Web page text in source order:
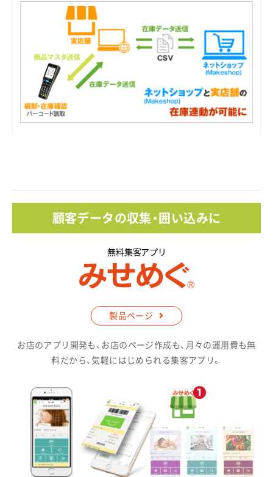
顧客データの収集・囲い込みに
製品ページ
お店のアプリ開発も、お店のページ作成も、月々の運用費も無
料だから、気軽にはじめられる集客アプリ。